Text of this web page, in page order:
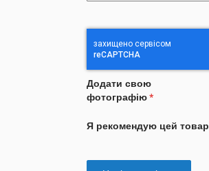
Додати свою
фотографію
Я рекомендую цей товар